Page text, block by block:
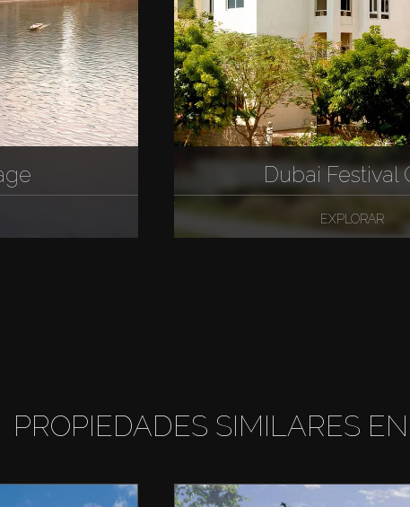
Dubai Festival
EXPLORAR
PROPIEDADES SIMILARES